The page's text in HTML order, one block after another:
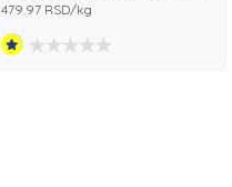
479.97 RSD/kg